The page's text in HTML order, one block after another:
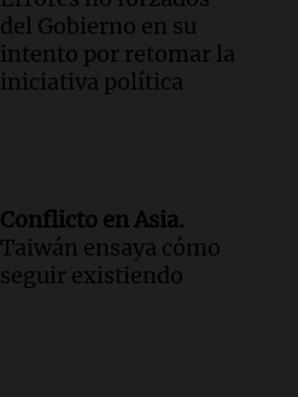
del Gobierno en su
intento por retomar la
iniciativa política
Conflicto en Asia.
Taiwán ensaya cómo
seguir existiendo